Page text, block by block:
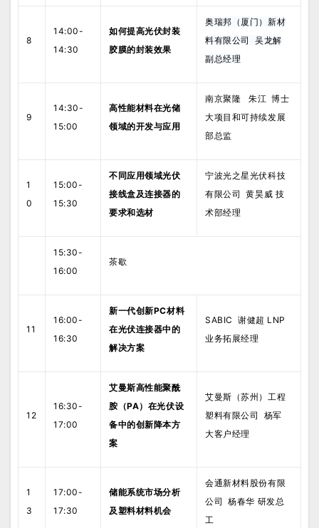
8
14:00-
14:30
如何提高光伏封装
胶膜的封装效果
奥瑞邦（厦门）新材
料有限公司 吴龙解
副总经理
9
14:30-
15:00
高性能材料在光储
领域的开发与应用
南京聚隆 朱江 博士
大项目和可持续发展
部总监
1
0
15:00-
15:30
不同应用领域光伏
接线盒及连接器的
要求和选材
宁波光之星光伏科技
有限公司 黄昊威 技
术部经理
15:30-
16:00
茶歇
11
16:00-
16:30
新一代创新PC材料
在光伏连接器中的
解决方案
SABIC 谢健超 LNP
业务拓展经理
12
16:30-
17:00
艾曼斯高性能聚酰
胺（PA）在光伏设
备中的创新降本方
案
艾曼斯（苏州）工程
塑料有限公司 杨军
大客户经理
1
3
17:00-
17:30
储能系统市场分析
及塑料材料机会
会通新材料股份有限
公司 杨春华 研发总
工